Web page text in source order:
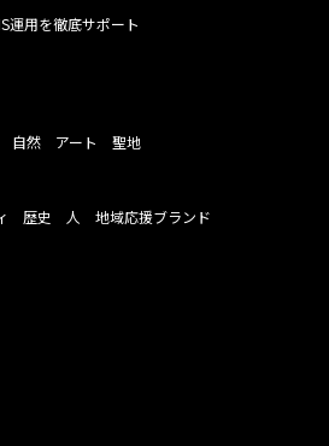
運用を徹底サポート
自然 アート 聖地
歴史 人 地域応援ブランド